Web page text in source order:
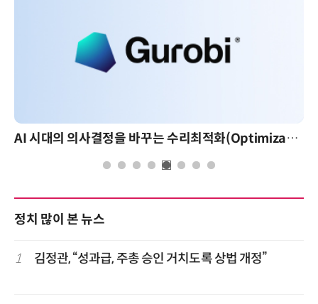
AI 시대의 의사결정을 바꾸는 수리최적화(Optimization): 실제 산업 적용 사례와 활용 전략
정치 많이 본 뉴스
1 김정관, “성과급, 주총 승인 거치도록 상법 개정”